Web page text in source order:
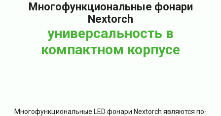
Многофункциональные фонари
Nextorch
универсальность в
компактном корпусе
Многофункциональные LED фонари Nextorch являются по-